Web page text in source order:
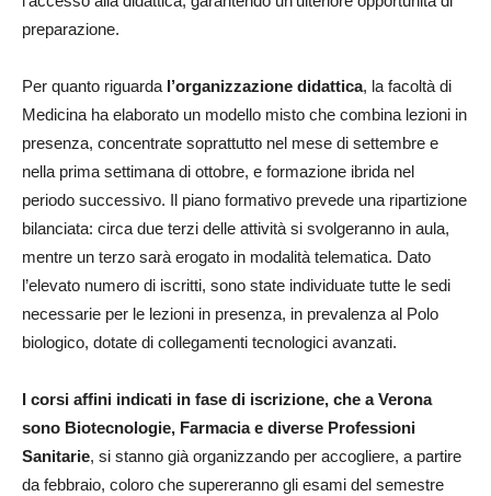
preparazione.
Per quanto riguarda l’organizzazione didattica, la facoltà di
Medicina ha elaborato un modello misto che combina lezioni in
presenza, concentrate soprattutto nel mese di settembre e
nella prima settimana di ottobre, e formazione ibrida nel
periodo successivo. Il piano formativo prevede una ripartizione
bilanciata: circa due terzi delle attività si svolgeranno in aula,
mentre un terzo sarà erogato in modalità telematica. Dato
l’elevato numero di iscritti, sono state individuate tutte le sedi
necessarie per le lezioni in presenza, in prevalenza al Polo
biologico, dotate di collegamenti tecnologici avanzati.
I corsi affini indicati in fase di iscrizione, che a Verona
sono Biotecnologie, Farmacia e diverse Professioni
Sanitarie, si stanno già organizzando per accogliere, a partire
da febbraio, coloro che supereranno gli esami del semestre